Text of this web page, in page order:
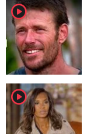
player2
player2